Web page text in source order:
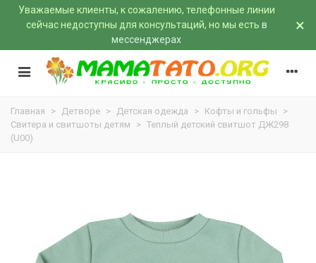
Уважаемые клиенты, к сожалению, телефонные линии
сейчас недоступны для консультаций, но мы есть в
мессенджерах
×
Главная > Детворе > Детская одежда > Кофты и гольфы
>
Свитера и свитшоты детям
> Теплый детский свитшот ДЖ298
(U00)